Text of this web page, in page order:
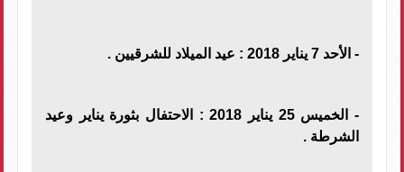
- الأحد 7 يناير 2018 : عيد الميلاد للشرقيين .
- الخميس 25 يناير 2018 : الاحتفال بثورة يناير وعيد
الشرطة .